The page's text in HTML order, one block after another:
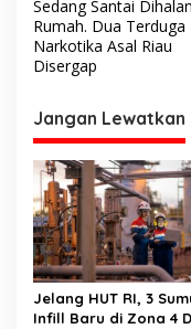
a
v
g
a
s
i
p
o
s
Sedang Santai
Rumah. Dua Terduga
Narkotika Asal Riau
Disergap
Jangan Lewatkan
Jelang HUT RI, 3
Infill Baru di Zona 4